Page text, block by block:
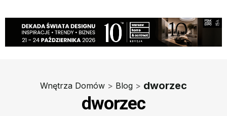
Wnętrza Domów > Blog > dworzec
dworzec